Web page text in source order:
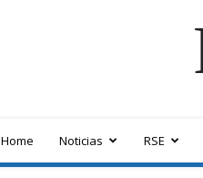
Home Noticias RSE